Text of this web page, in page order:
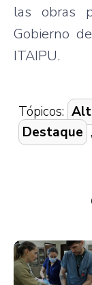
las obras
Gobierno
ITAIPU.
Tópicos:
Destaque ,